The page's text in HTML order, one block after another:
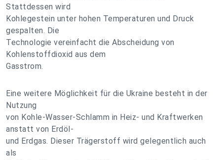
Stattdessen wird
Kohlegestein unter hohen Temperaturen und Druck
gespalten. Die
Technologie vereinfacht die Abscheidung von
Kohlenstoffdioxid aus dem
Gasstrom.
Eine weitere Möglichkeit für die Ukraine besteht in der
Nutzung
von Kohle-Wasser-Schlamm in Heiz- und Kraftwerken
anstatt von Erdöl-
und Erdgas. Dieser Trägerstoff wird gelegentlich auch
als